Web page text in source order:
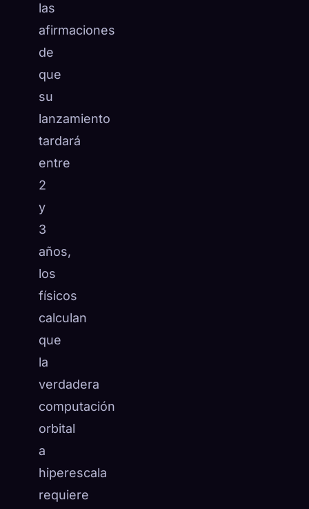
las
afirmaciones
de
que
su
lanzamiento
tardará
entre
2
y
3
años,
los
físicos
calculan
que
la
verdadera
computación
orbital
a
hiperescala
requiere